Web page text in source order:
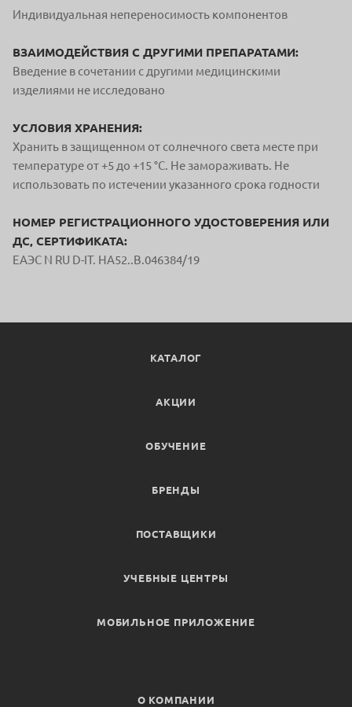
Индивидуальная непереносимость компонентов
ВЗАИМОДЕЙСТВИЯ С ДРУГИМИ ПРЕПАРАТАМИ:
Введение в сочетании с другими медицинскими
изделиями не исследовано
УСЛОВИЯ ХРАНЕНИЯ:
Хранить в защищенном от солнечного света месте при
температуре от +5 до +15 °С. Не замораживать. Не
использовать по истечении указанного срока годности
НОМЕР РЕГИСТРАЦИОННОГО УДОСТОВЕРЕНИЯ ИЛИ
ДС, СЕРТИФИКАТА:
ЕAЭС N RU D-IT. HA52..B.046384/19
КАТАЛОГ
АКЦИИ
ОБУЧЕНИЕ
БРЕНДЫ
ПОСТАВЩИКИ
УЧЕБНЫЕ ЦЕНТРЫ
МОБИЛЬНОЕ ПРИЛОЖЕНИЕ
О КОМПАНИИ